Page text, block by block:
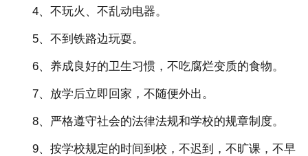
4、不玩火、不乱动电器。
5、不到铁路边玩耍。
6、养成良好的卫生习惯，不吃腐烂变质的食物。
7、放学后立即回家，不随便外出。
8、严格遵守社会的法律法规和学校的规章制度。
9、按学校规定的时间到校，不迟到，不旷课，不早